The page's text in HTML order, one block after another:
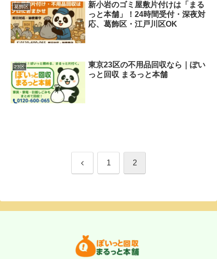
葛飾区
新小岩のゴミ屋敷片付けは「まる
っと本舗」！24時間受付・深夜対
応、葛飾区・江戸川区OK
23区
東京23区の不用品回収なら｜ぽい
っと回収 まるっと本舗
前 1 2